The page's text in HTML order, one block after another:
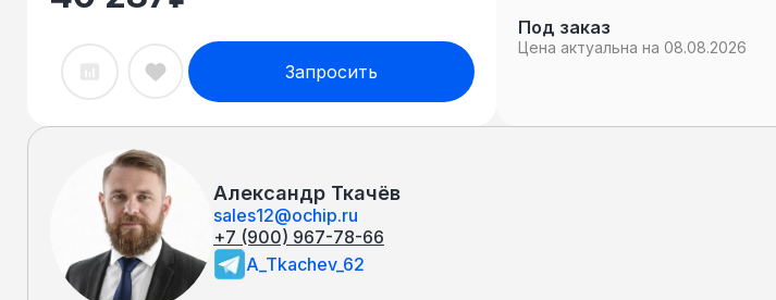
Запросить
Под заказ
Цена актуальна на 08.08.2026
Александр Ткачёв
sales12@ochip.ru
+7 (900) 967-78-66
A_Tkachev_62